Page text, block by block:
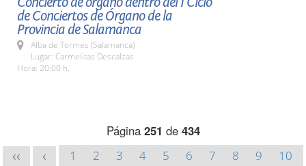
de Conciertos de Órgano de la
Provincia de Salamanca
Alba de Tormes (Salamanca)
Lugar: Carmelitas Descalzas
Hora: 20:00 h.
Página 251 de 434
<< < 1 2 3 4 5 6 7 8 9
10